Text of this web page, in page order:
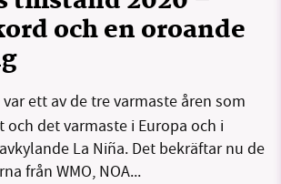
och en oroande
var ett av de tre varmaste åren som
det varmaste i Europa och i
La Niña. Det bekräftar nu de
från WMO, NOA...
för en hållbar framtid. Sedan
har vår ideella redaktion drivit
framåt genom
och granskningar. Nu vill vi
arbete – och vi hoppas att du